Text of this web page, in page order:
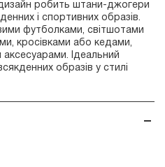
робить штани-джогери
і спортивних образів.
футболками, світшотами
кросівками або кедами,
аксесуарами. Ідеальний
образів у стилі